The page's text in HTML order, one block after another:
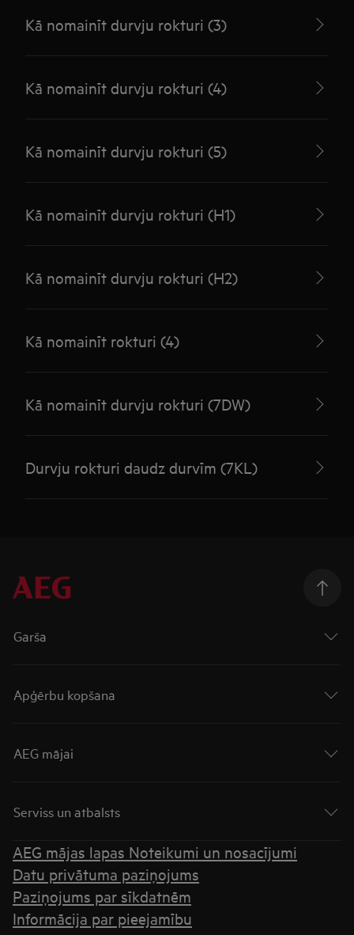
Kā nomainīt durvju rokturi (3)
Kā nomainīt durvju rokturi (4)
Kā nomainīt durvju rokturi (5)
Kā nomainīt durvju rokturi (H1)
Kā nomainīt durvju rokturi (H2)
Kā nomainīt rokturi (4)
Kā nomainīt durvju rokturi (7DW)
Durvju rokturi daudz durvīm (7KL)
Garša
Apģērbu kopšana
AEG mājai
Serviss un atbalsts
AEG mājas lapas Noteikumi un nosacījumi
Datu privātuma paziņojums
Paziņojums par sīkdatnēm
Informācija par pieejamību